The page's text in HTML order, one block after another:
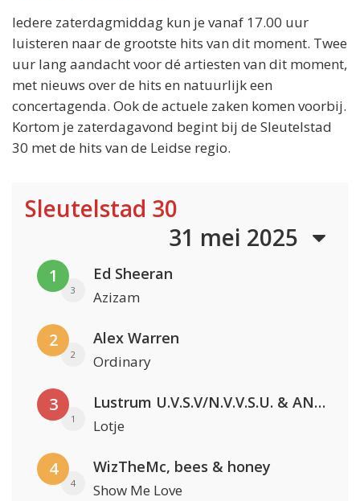
Iedere zaterdagmiddag kun je vanaf 17.00 uur
luisteren naar de grootste hits van dit moment. Twee
uur lang aandacht voor dé artiesten van dit moment,
met nieuws over de hits en natuurlijk een
concertagenda. Ook de actuele zaken komen voorbij.
Kortom je zaterdagavond begint bij de Sleutelstad
30 met de hits van de Leidse regio.
Sleutelstad 30
31 mei 2025
1
3
Ed Sheeran
Azizam
2
2
Alex Warren
Ordinary
3
1
Lustrum U.V.S.V/N.V.V.S.U. & ANNO ONS & Jopke van Dobbenburgh & Roeland Beelen
Lotje
4
4
WizTheMc, bees & honey
Show Me Love